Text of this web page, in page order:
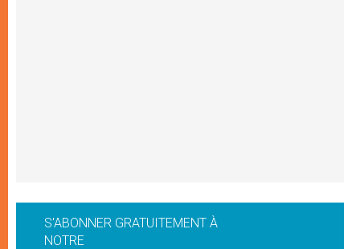
S'ABONNER GRATUITEMENT À
NOTRE